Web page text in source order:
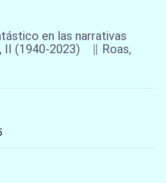
en las narrativas
II (1940-2023) ∥ Roas,